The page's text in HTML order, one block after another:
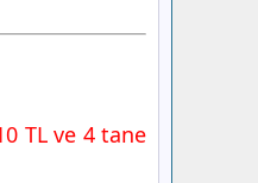
TL ve 4 tane